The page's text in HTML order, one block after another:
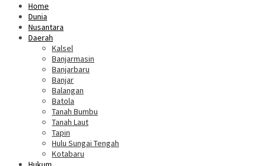
Home
Dunia
Nusantara
Daerah
Kalsel
Banjarmasin
Banjarbaru
Banjar
Balangan
Batola
Tanah Bumbu
Tanah Laut
Tapin
Hulu Sungai Tengah
Kotabaru